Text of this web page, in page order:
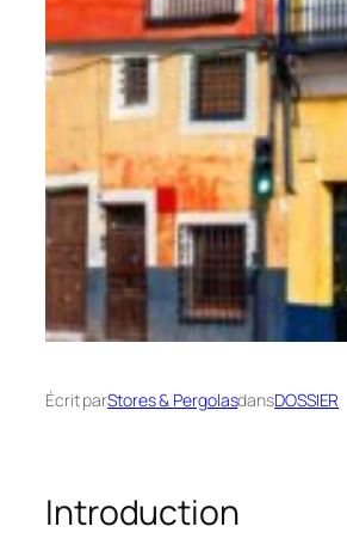
Écrit parStores & PergolasdansDOSSIER
Introduction